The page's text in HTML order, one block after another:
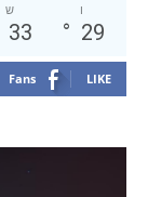
ו
29
°
ש
33
Fans LIKE